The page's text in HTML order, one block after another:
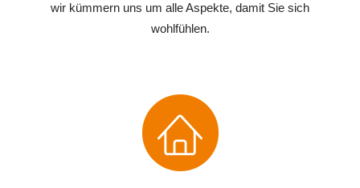
wir kümmern uns um alle Aspekte, damit Sie sich
wohlfühlen.